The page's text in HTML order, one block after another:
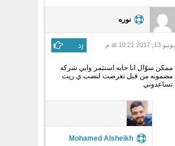
نوره
يونيو 13, 2017 at 10:21 م رد
ممكن سوْال انا حابه استثمر وابي شركه
مضمونه من قبل تعرضت لنصب ي ريت
تساعدوني
Mohamed Alsheikh